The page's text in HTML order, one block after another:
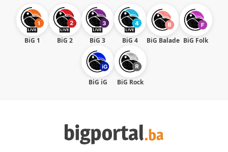
BiG 1 BiG 2 BiG 3 BiG 4 BiG Balade BiG Folk
BiG iG BiG Rock